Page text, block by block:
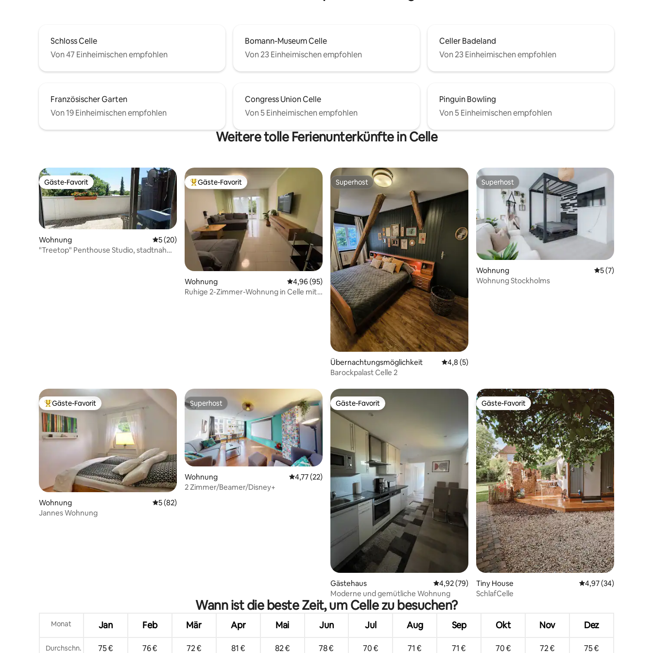
Schloss Celle
Von 47 Einheimischen empfohlen
Bomann-Museum Celle
Von 23 Einheimischen empfohlen
Celler Badeland
Von 23 Einheimischen empfohlen
Französischer Garten
Von 19 Einheimischen empfohlen
Congress Union Celle
Von 5 Einheimischen empfohlen
Pinguin Bowling
Von 5 Einheimischen empfohlen
Weitere tolle Ferienunterkünfte in Celle
Gäste-Favorit
Gäste-Favorit
Wohnung Durchschnittliche Bewertung: 5 von 5, 20 Bewertungen
5 (20)
"Treetop" Penthouse Studio, stadtnah
Beliebter Gäste-Favorit.
Gäste-Favorit
Wohnung Durchschnittliche Bewertung: 4,96 von 5, 95 Bewertungen
4,96 (95)
Ruhige 2-Zimmer-Wohnung in Celle mit
Superhost
Superhost
Übernachtungsmöglichkeit Durchschnittliche Bewertung: 4,8 von 5, 5 Bewertungen
4,8 (5)
Barockpalast Celle 2
Superhost
Superhost
Wohnung
5 (7)
Wohnung Stockholms
Beliebter Gäste-Favorit.
Gäste-Favorit
Wohnung Durchschnittliche Bewertung: 5 von 5, 82 Bewertungen
5 (82)
Jannes Wohnung
Superhost
Superhost
Wohnung Durchschnittliche Bewertung: 4,77 von 5, 22 Bewertungen
4,77 (22)
2 Zimmer/Beamer/Disney+
Gäste-Favorit
Gäste-Favorit
Gästehaus Durchschnittliche Bewertung: 4,92 von 5, 79 Bewertungen
4,92 (79)
Moderne und gemütliche Wohnung
Gäste-Favorit
Gäste-Favorit
Tiny House Durchschnittliche
4,97 (34)
SchlafCelle
Wann ist die beste Zeit, um Celle zu besuchen?
Monat Jan Feb Mär Apr Mai Jun Jul Aug Sep Okt Nov Dez
Durchschn.
75 € 76 € 72 € 81 € 82 € 78 € 70 € 71 € 71 € 70 € 72 € 75 €